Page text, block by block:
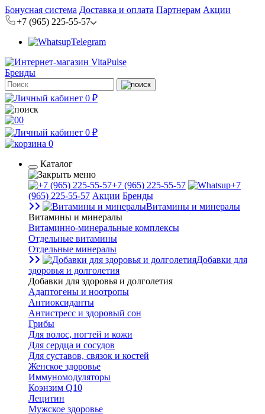
Бонусная система Доставка и оплата Партнерам Акции
+7 (965) 225-55-57
Telegram
Бренды
0 ₽
0
0 ₽
0
Каталог
+7 (965) 225-55-57
+7
(965) 225-55-57 Акции Бренды
Витамины и минералы
Витамины и минералы
Витаминно-минеральные комплексы
Отдельные витамины
Отдельные минералы
Добавки для
здоровья и долголетия
Добавки для здоровья и долголетия
Адаптогены и ноотропы
Антиоксиданты
Антистресс и здоровый сон
Грибы
Для волос, ногтей и кожи
Для сердца и сосудов
Для суставов, связок и костей
Женское здоровье
Иммуномодуляторы
Коэнзим Q10
Лецитин
Мужское здоровье